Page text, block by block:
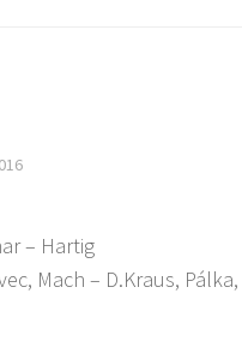
– Hartig
Mach – D.Kraus,